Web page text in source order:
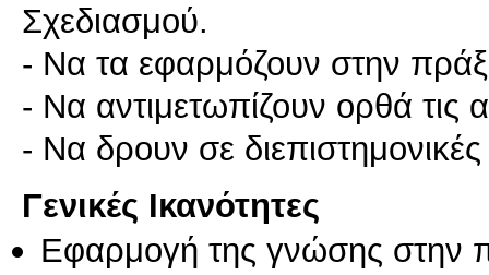
Σχεδιασμού.
- Να τα εφαρμόζουν στην
- Να αντιμετωπίζουν ορθά τις
Γενικές Ικανότητες
Εφαρμογή της γνώσης στην